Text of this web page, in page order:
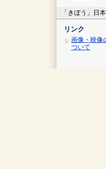
「きぼう」日
リンク
画像・映像
ついて